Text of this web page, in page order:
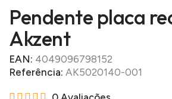
Pendente placa
Akzent
EAN: 4049096798152
Referência: AK5020140-001